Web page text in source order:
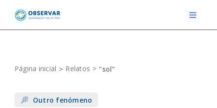
content
Toggle
EVENTOS
Página inicial Relatos "sol"
Outro fenómeno